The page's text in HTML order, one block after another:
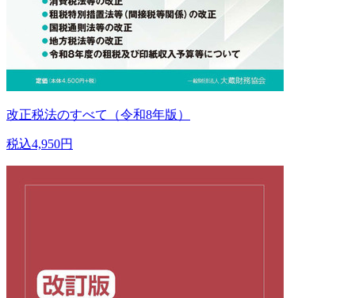
改正税法のすべて（令和8年版）
税込4,950円